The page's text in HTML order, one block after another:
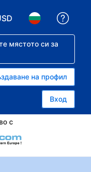
мястото си за
на профил
Вход
с